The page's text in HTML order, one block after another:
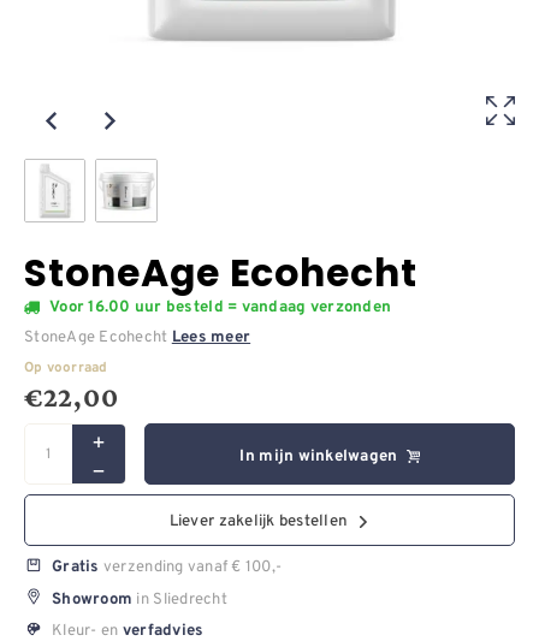
StoneAge Ecohecht
Voor 16.00 uur besteld = vandaag verzonden
StoneAge Ecohecht Lees meer
Op voorraad
€22,00
In mijn winkelwagen
Liever zakelijk bestellen
Gratis verzending vanaf € 100,-
Showroom in Sliedrecht
Kleur- en verfadvies